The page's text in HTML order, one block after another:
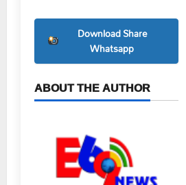
Download Share
Whatsapp
ABOUT THE AUTHOR